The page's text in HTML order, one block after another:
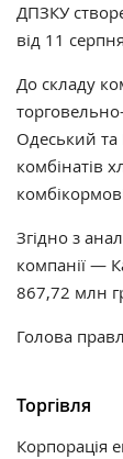
ДПЗКУ
від 11
До складу
Одеський та
комбінатів
Згідно з
компанії —
867,72 млн
Голова
Торгівля
Корпорація